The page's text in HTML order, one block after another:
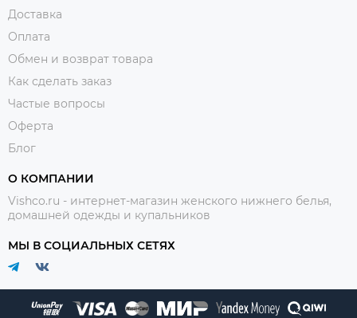
Доставка
Оплата
Обмен и возврат товара
Как сделать заказ
Частые вопросы
Оферта
Блог
О КОМПАНИИ
Vishco.ru - интернет-магазин женского нижнего белья,
домашней одежды и купальников
МЫ В СОЦИАЛЬНЫХ СЕТЯХ